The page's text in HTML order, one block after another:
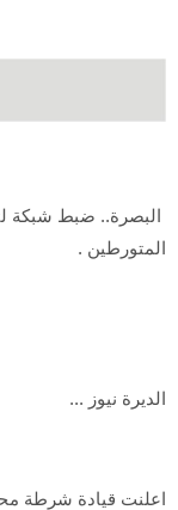
البصرة.. ضبط شبكة
المتورطين .
الديرة نيوز ...
اعلنت قيادة شرطة